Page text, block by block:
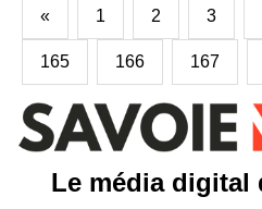
« 1 2 3
165 166 167
Le média digital